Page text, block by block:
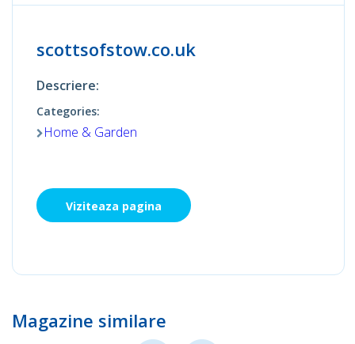
scottsofstow.co.uk
Descriere:
Categories:
Home & Garden
Viziteaza pagina
Magazine similare